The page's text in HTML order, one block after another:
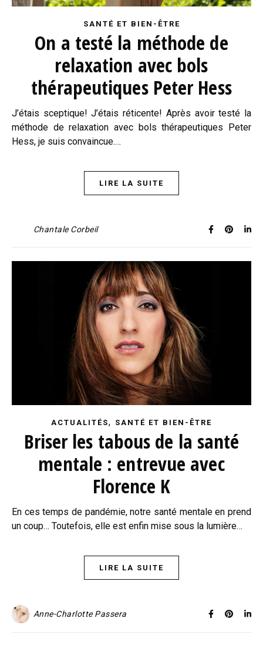
SANTÉ ET BIEN-ÊTRE
On a testé la méthode de
relaxation avec bols
thérapeutiques Peter Hess
J’étais sceptique! J’étais réticente! Après avoir testé la
méthode de relaxation avec bols thérapeutiques Peter
Hess, je suis convaincue.…
LIRE LA SUITE
Chantale Corbeil
ACTUALITÉS, SANTÉ ET BIEN-ÊTRE
Briser les tabous de la santé
mentale : entrevue avec
Florence K
En ces temps de pandémie, notre santé mentale en prend
un coup… Toutefois, elle est enfin mise sous la lumière…
LIRE LA SUITE
Anne-Charlotte Passera